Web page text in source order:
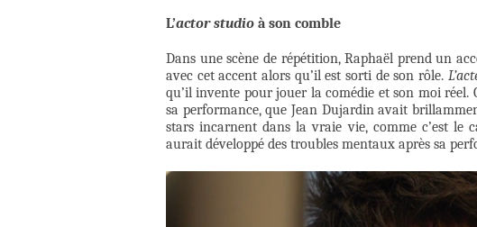
L’actor studio à son comble
Dans une scène de répétition, Raphaël prend un
avec cet accent alors qu’il est sorti de son rôle.
qu’il invente pour jouer la comédie et son moi réel.
sa performance, que Jean Dujardin avait
stars incarnent dans la vraie vie, comme c’est le
aurait développé des troubles mentaux après sa